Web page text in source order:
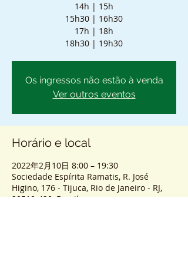
14h | 15h
15h30 | 16h30
17h | 18h
18h30 | 19h30
Os ingressos não estão à venda
Ver outros eventos
Horário e local
2022年2月10日 8:00 – 19:30
Sociedade Espírita Ramatis, R. José
Higino, 176 - Tijuca, Rio de Janeiro - RJ,
20510-420, Brasil